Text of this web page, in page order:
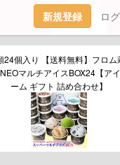
新規登録 ロ
24個入り 【送料無料】フロム
マルチアイスBOX24【ア
ーム ギフト 詰め合わせ】